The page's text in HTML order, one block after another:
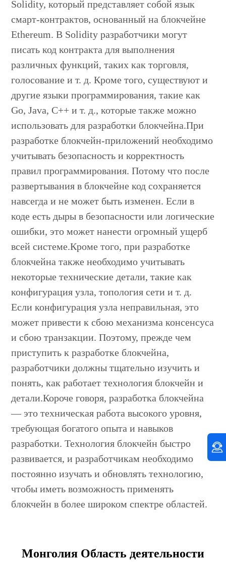
Solidity, который представляет собой язык
смарт-контрактов, основанный на блокчейне
Ethereum. В Solidity разработчики могут
писать код контракта для выполнения
различных функций, таких как торговля,
голосование и т. д. Кроме того, существуют и
другие языки программирования, такие как
Go, Java, C++ и т. д., которые также можно
использовать для разработки блокчейна.При
разработке блокчейн-приложений необходимо
учитывать безопасность и корректность
правил программирования. Потому что после
развертывания в блокчейне код сохраняется
навсегда и не может быть изменен. Если в
коде есть дыры в безопасности или логические
ошибки, это может нанести огромный ущерб
всей системе.Кроме того, при разработке
блокчейна также необходимо учитывать
некоторые технические детали, такие как
конфигурация узла, топология сети и т. д.
Если конфигурация узла неправильная, это
может привести к сбою механизма консенсуса
и сбою транзакции. Поэтому, прежде чем
приступить к разработке блокчейна,
разработчики должны тщательно изучить и
понять, как работает технология блокчейн и
детали.Короче говоря, разработка блокчейна
— это техническая работа высокого уровня,
требующая богатого опыта и навыков
разработки. Технология блокчейн быстро
развивается, и разработчикам необходимо
постоянно изучать и обновлять технологию,
чтобы иметь возможность применять
блокчейн в более широком спектре областей.
Монголия Область деятельности